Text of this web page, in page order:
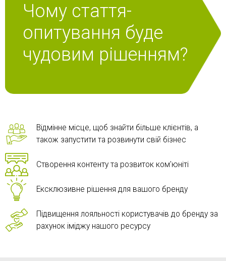
Чому стаття-
опитування буде
чудовим рішенням?
Відмінне місце, щоб знайти більше клієнтів, а
також запустити та розвинути свій бізнес
Створення контенту та розвиток ком'юніті
Ексклюзивне рішення для вашого бренду
Підвищення лояльності користувачів до бренду за
рахунок іміджу нашого ресурсу